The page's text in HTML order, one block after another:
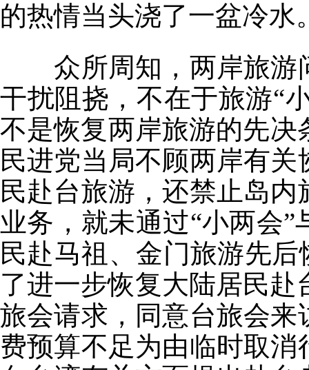
的热情当头浇了一盆冷水
众所周知，两岸旅游
干扰阻挠，不在于旅游“
不是恢复两岸旅游的先决
民进党当局不顾两岸有
民赴台旅游，还禁止岛
业务，就未通过“小两会
民赴马祖、金门旅游先
了进一步恢复大陆居民赴
旅会请求，同意台旅会
费预算不足为由临时取